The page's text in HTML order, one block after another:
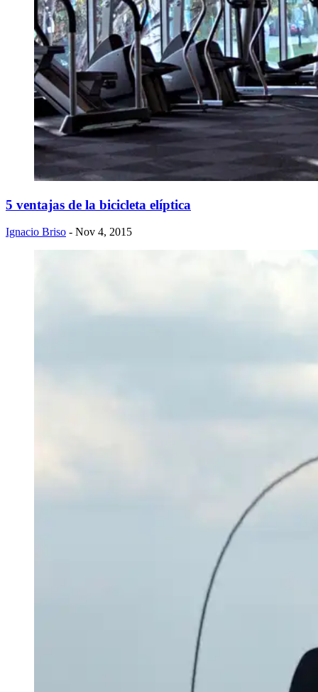
5 ventajas de la bicicleta elíptica
Ignacio Briso - Nov 4, 2015